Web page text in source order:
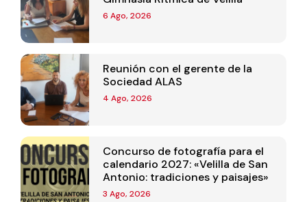
6 Ago, 2026
Reunión con el gerente de la
Sociedad ALAS
4 Ago, 2026
Concurso de fotografía para el
calendario 2027: «Velilla de San
Antonio: tradiciones y paisajes»
3 Ago, 2026